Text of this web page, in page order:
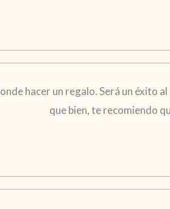
hacer un regalo. Será un éxito
que bien, te recomiendo